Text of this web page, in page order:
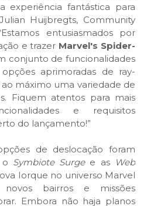
experiência fantástica para
Huijbregts, Community
entusiasmados por
e trazer Marvel's Spider-
conjunto de funcionalidades
aprimoradas de ray-
máximo uma variedade de
Fiquem atentos para mais
e requisitos
do lançamento!”
de deslocação foram
o Symbiote Surgee as Web
Iorque no universo Marvel
bairros e missões
Embora não haja planos